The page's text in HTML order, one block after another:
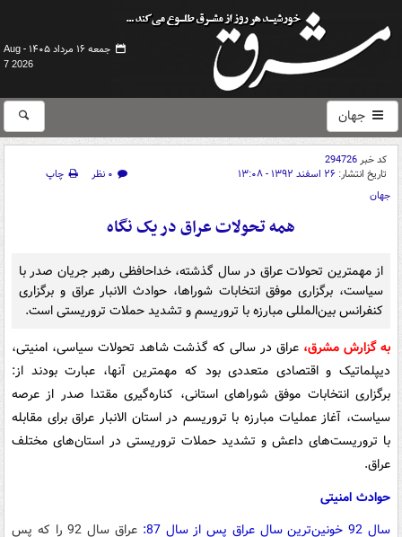
جمعه ۱۶ مرداد ۱۴۰۵ -
Aug
7 2026
جهان
کد خبر294726
تاریخ انتشار: ۲۶ اسفند ۱۳۹۲ - ۱۳:۰۸ ۰ نظر
چاپ
جهان
همه تحولات عراق در یک نگاه
از مهمترین تحولات عراق در سال گذشته، خداحافظی رهبر جریان صدر با
سیاست، برگزاری موفق انتخابات شوراها، حوادث الانبار عراق و برگزاری
کنفرانس بین‌المللی مبارزه با تروریسم و تشدید حملات تروریستی است.
به گزارش مشرق، عراق در سالی که گذشت شاهد تحولات سیاسی، امنیتی،
دیپلماتیک و اقتصادی متعددی بود که مهمترین آنها، عبارت بودند از:
برگزاری انتخابات موفق شوراهای استانی، کناره‌گیری مقتدا صدر از عرصه
سیاست، آغاز عملیات مبارزه با تروریسم در استان الانبار عراق برای مقابله
با تروریست‌های داعش و تشدید حملات تروریستی در استان‌های مختلف
عراق.
حوادث امنیتی
سال 92 خونین‌ترین سال عراق پس از سال 87:
عراق سال 92 را که پس